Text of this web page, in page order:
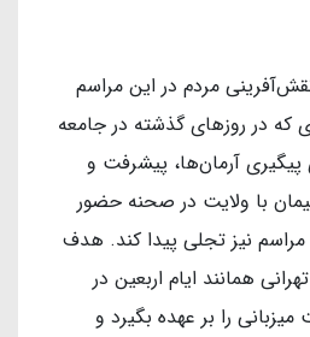
مردم در این مراسم
که در روزهای گذشته در جامعه
آرمان‌ها، پیشرفت و
با ولایت در صحنه حضور
مراسم نیز تجلی پیدا کند. هدف
همانند ایام اربعین در
را بر عهده بگیرد و